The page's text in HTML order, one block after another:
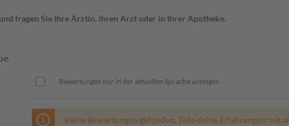
fragen Sie Ihre Ärztin, Ihren Arzt oder in Ihrer Apotheke.
Bewertungen nur in der aktuellen Sprache anzeigen.
Keine Bewertungen gefunden. Teile deine Erfahrungen mit